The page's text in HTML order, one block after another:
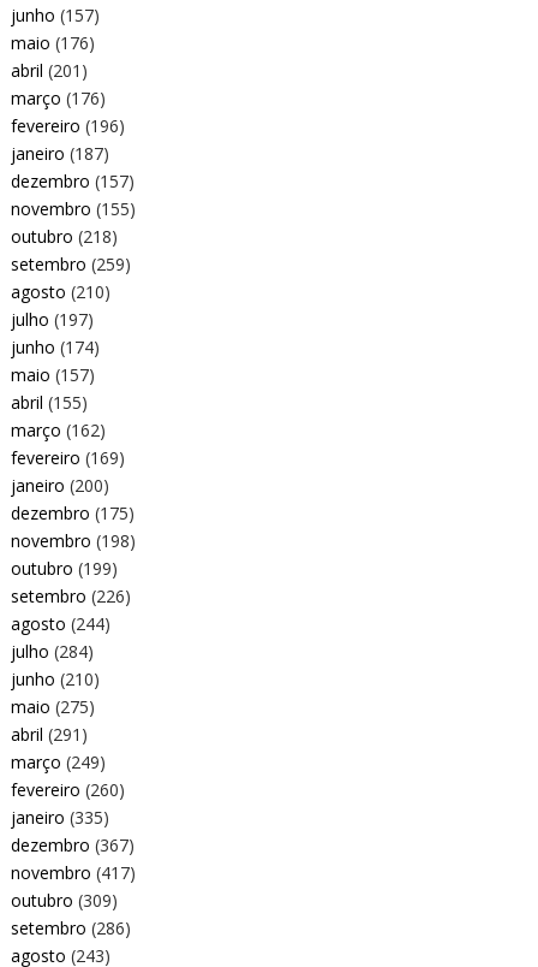
junho (157)
maio (176)
abril (201)
março (176)
fevereiro (196)
janeiro (187)
dezembro (157)
novembro (155)
outubro (218)
setembro (259)
agosto (210)
julho (197)
junho (174)
maio (157)
abril (155)
março (162)
fevereiro (169)
janeiro (200)
dezembro (175)
novembro (198)
outubro (199)
setembro (226)
agosto (244)
julho (284)
junho (210)
maio (275)
abril (291)
março (249)
fevereiro (260)
janeiro (335)
dezembro (367)
novembro (417)
outubro (309)
setembro (286)
agosto (243)